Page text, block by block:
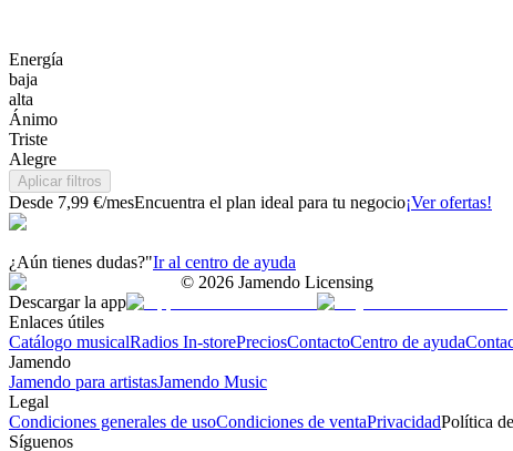
Energía
baja
alta
Ánimo
Triste
Alegre
Aplicar filtros
Desde 7,99 €/mesEncuentra el plan ideal para tu negocio¡Ver ofertas!
¿Aún tienes dudas?"Ir al centro de ayuda
© 2026 Jamendo Licensing
Descargar la app
Enlaces útiles
Catálogo musicalRadios In-storePreciosContactoCentro de ayuda
Jamendo
Jamendo para artistasJamendo Music
Legal
Condiciones generales de usoCondiciones de ventaPrivacidadPolítica
Síguenos